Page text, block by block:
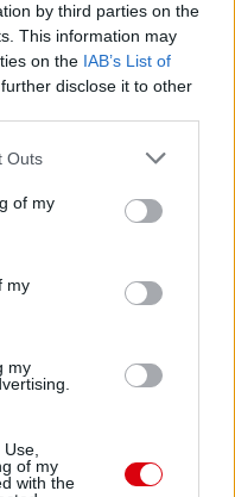
by third parties on the
This information may
on the IAB’s List of
disclose it to other
one or more Google
You may click to
its third-party tags to
in below Google
Outs
of my
my
my
of my
with the